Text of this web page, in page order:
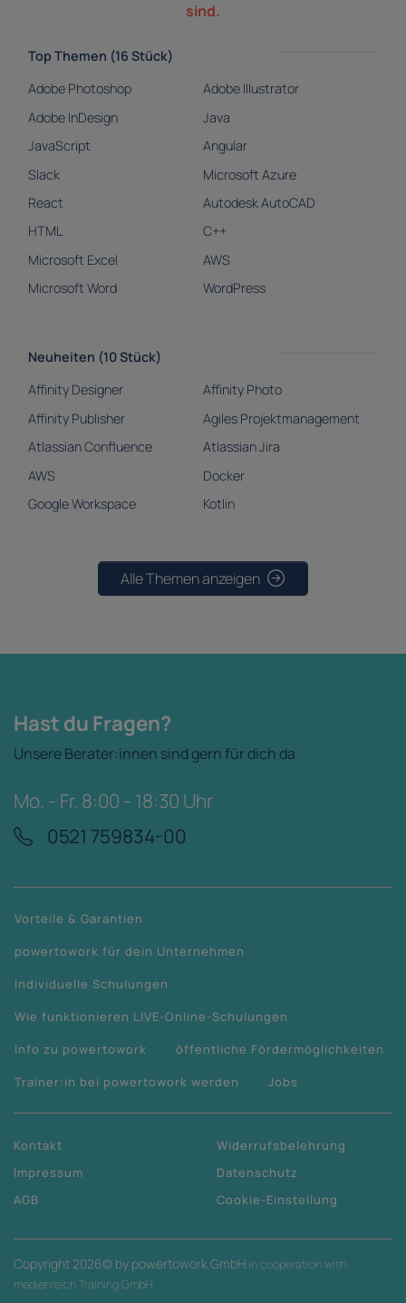
sind.
Top Themen (16 Stück)
Adobe Photoshop
Adobe Illustrator
Adobe InDesign
Java
JavaScript
Angular
Slack
Microsoft Azure
React
Autodesk AutoCAD
HTML
C++
Microsoft Excel
AWS
Microsoft Word
WordPress
Neuheiten (10 Stück)
Affinity Designer
Affinity Photo
Affinity Publisher
Agiles Projektmanagement
Atlassian Confluence
Atlassian Jira
AWS
Docker
Google Workspace
Kotlin
Alle Themen anzeigen
Hast du Fragen?
Unsere Berater:innen sind gern für dich da
Mo. - Fr. 8:00 - 18:30 Uhr
0521 759834-00
Vorteile & Garantien
powertowork für dein Unternehmen
Individuelle Schulungen
Wie funktionieren LIVE-Online-Schulungen
Info zu powertowork
öffentliche Fördermöglichkeiten
Trainer:in bei powertowork werden
Jobs
Kontakt
Impressum
AGB
Widerrufsbelehrung
Datenschutz
Cookie-Einstellung
Copyright 2026© by powertowork GmbH in cooperation with
medienreich Training GmbH